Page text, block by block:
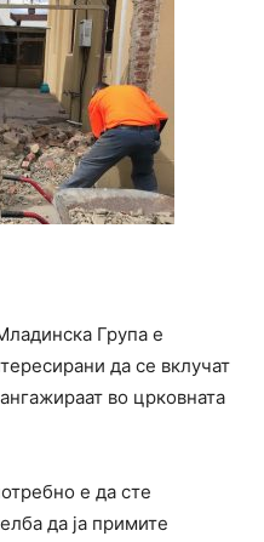
Група е
да се вклучат
во црковната
е да сте
да ја примите